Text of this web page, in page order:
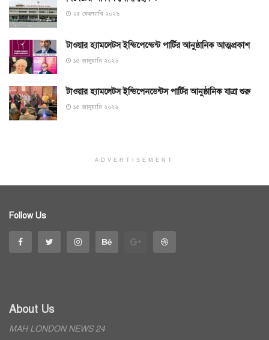
২৫ ফেব্রুয়ারি ২০২৬
টাওয়ার হ্যামলেটস ইন্ডিপেন্ডেন্ট পার্টির আনুষ্ঠানিক আত্মপ্রকাশ
১৫ জানুয়ারি ২০২৬
টাওয়ার হ্যামলেটস ইন্ডিপেনডেন্টস পার্টির আনুষ্ঠানিক যাত্রা শুরু
১৫ জানুয়ারি ২০২৬
ADVERTISEMENT
Follow Us
About Us
MAH LONDON NEWS 24